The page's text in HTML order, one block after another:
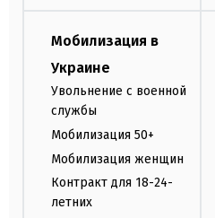
Мобилизация в
Украине
Увольнение с военной
службы
Мобилизация 50+
Мобилизация женщин
Контракт для 18-24-
летних